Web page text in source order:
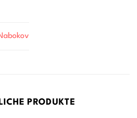
PRODUKTE